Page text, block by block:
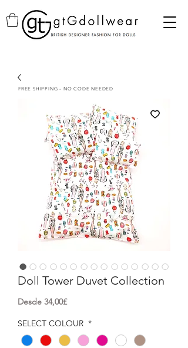
Doll Tower Duvet Collection
Desde 34,00£Precio
oferta
SELECT COLOUR *
FREE SHIPPING - NO CODE NEEDED